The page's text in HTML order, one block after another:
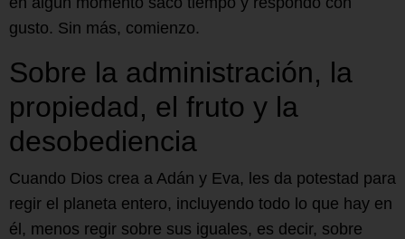
gusto. Sin más, comienzo.
Sobre la administración, la
propiedad, el fruto y la
desobediencia
Cuando Dios crea a Adán y Eva, les da potestad para
regir el planeta entero, incluyendo todo lo que hay en
él, menos regir sobre sus iguales, es decir, sobre